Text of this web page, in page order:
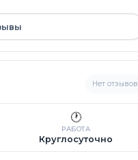
Нет отзывов
🕐
РАБОТА
Круглосуточно